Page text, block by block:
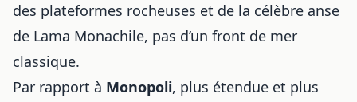
des plateformes rocheuses et de la célèbre anse
de Lama Monachile, pas d’un front de mer
classique.
Par rapport à Monopoli, plus étendue et plus